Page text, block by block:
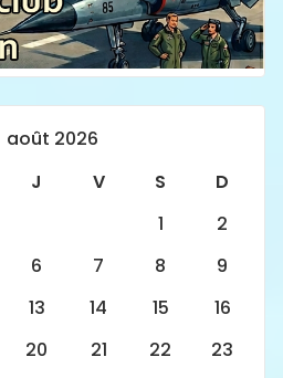
août 2026
J V S
D
1
2
6 7 8
9
13 14 15
16
20 21 22
23